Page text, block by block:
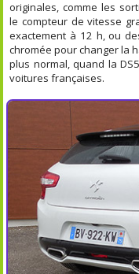
originales, comme les
le compteur de vitesse
exactement à 12 h, ou
chromée pour changer la
plus normal, quand la
voitures françaises.